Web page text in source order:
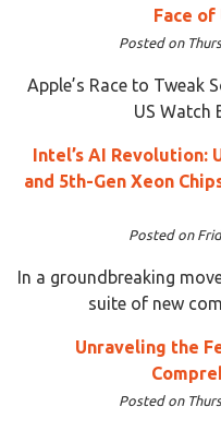
Face of
Posted on
Apple’s Race to Tweak
US Watch
Intel’s AI Revolution:
and 5th-Gen Xeon
Posted on
In a groundbreaking
suite of new
Unraveling the
Posted on